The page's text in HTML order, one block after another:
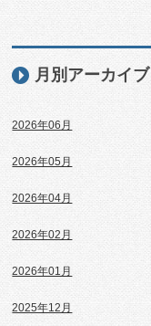
月別アーカイブ
2026年06月
2026年05月
2026年04月
2026年02月
2026年01月
2025年12月